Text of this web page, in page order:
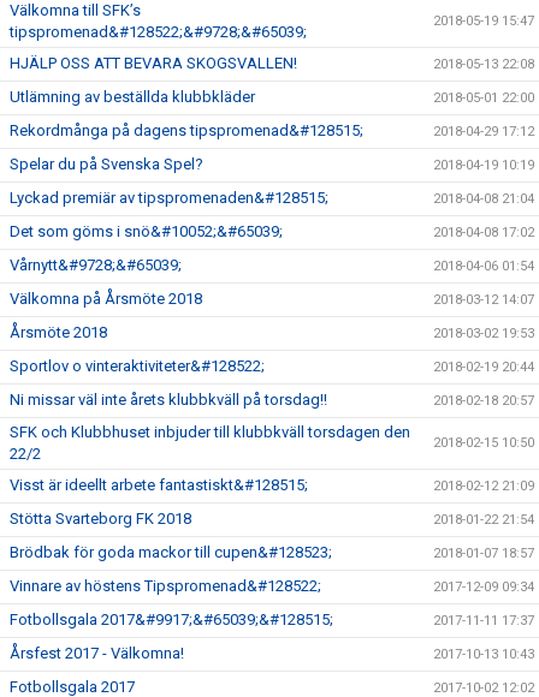
Välkomna till SFK’s
tipspromenad&#128522;&#9728;&#65039;
2018-05-19 15:47
HJÄLP OSS ATT BEVARA SKOGSVALLEN! 2018-05-13 22:08
Utlämning av beställda klubbkläder 2018-05-01 22:00
Rekordmånga på dagens tipspromenad&#128515; 2018-04-29 17:12
Spelar du på Svenska Spel? 2018-04-19 10:19
Lyckad premiär av tipspromenaden&#128515; 2018-04-08 21:04
Det som göms i snö&#10052;&#65039; 2018-04-08 17:02
Vårnytt&#9728;&#65039; 2018-04-06 01:54
Välkomna på Årsmöte 2018 2018-03-12 14:07
Årsmöte 2018 2018-03-02 19:53
Sportlov o vinteraktiviteter&#128522; 2018-02-19 20:44
Ni missar väl inte årets klubbkväll på torsdag!! 2018-02-18 20:57
SFK och Klubbhuset inbjuder till klubbkväll torsdagen den
22/2
2018-02-15 10:50
Visst är ideellt arbete fantastiskt&#128515; 2018-02-12 21:09
Stötta Svarteborg FK 2018 2018-01-22 21:54
Brödbak för goda mackor till cupen&#128523; 2018-01-07 18:57
Vinnare av höstens Tipspromenad&#128522; 2017-12-09 09:34
Fotbollsgala 2017&#9917;&#65039;&#128515; 2017-11-11 17:37
Årsfest 2017 - Välkomna! 2017-10-13 10:43
Fotbollsgala 2017 2017-10-02 12:02